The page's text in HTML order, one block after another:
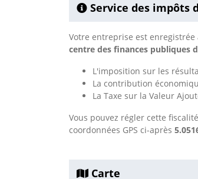
Service des impôts
Votre entreprise est enregistrée
centre des finances publiques
L'imposition sur les
La contribution
La Taxe sur la Valeur
Vous pouvez régler cette
coordonnées GPS ci-après
Carte